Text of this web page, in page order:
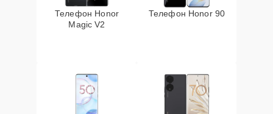
Телефон Honor
Magic V2
Телефон Honor 90